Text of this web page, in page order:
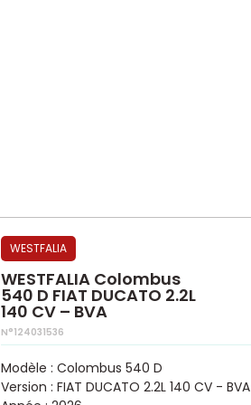
WESTFALIA
WESTFALIA Colombus
540 D FIAT DUCATO 2.2L
140 CV – BVA
N°124031536
Modèle : Colombus 540 D
Version : FIAT DUCATO 2.2L 140 CV - BVA